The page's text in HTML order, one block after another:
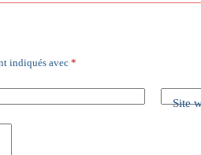
indiqués avec*
Site